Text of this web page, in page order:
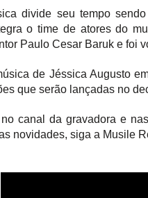
divide seu tempo
o time de atores do
Paulo Cesar Baruk e foi
de Jéssica Augusto
que serão lançadas no
canal da gravadora e
novidades, siga a Musile